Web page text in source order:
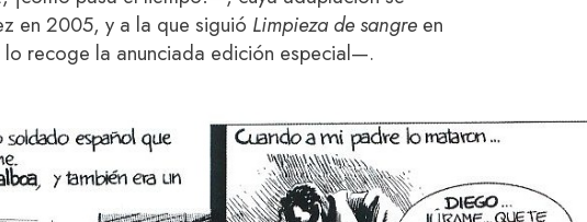
en 2005, y a la que siguió Limpieza de sangre en
recoge la anunciada edición especial—.